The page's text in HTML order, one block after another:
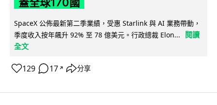
蓋全球170國
SpaceX 公佈最新第二季業績，受惠 Starlink 與 AI 業務帶動，
季度收入按年飆升 92% 至 78 億美元。行政總裁 Elon...
閱讀
全文
129 17 ↗ 分享